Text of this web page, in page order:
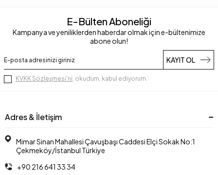
E-Bülten Aboneliği
Kampanya ve yeniliklerden haberdar olmak için e-bültenimize
abone olun!
KAYIT OL
KVKK Sözleşmesi'ni, okudum, kabul ediyorum.
Adres & İletişim
Mimar Sinan Mahallesi Çavuşbaşı Caddesi Elçi Sokak No:1
Çekmeköy/İstanbul Türkiye
+90 216 641 33 34